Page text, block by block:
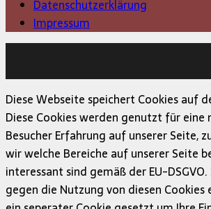
Datenschutzerklärung
Impressum
Diese Webseite speichert Cookies auf
Diese Cookies werden genutzt für eine
Besucher Erfahrung auf unserer Seite,
wir welche Bereiche auf unserer Seite
interessant sind gemäß der EU-
gegen die Nutzung von diesen Cookies